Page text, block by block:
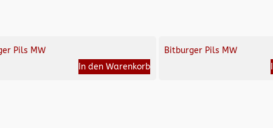
Pils MW
In den Warenkorb
Bitburger Pils MW